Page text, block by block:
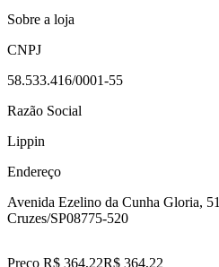
Sobre a loja
CNPJ
58.533.416/0001-55
Razão Social
Lippin
Endereço
Avenida Ezelino da Cunha Gloria, 51
Cruzes/SP08775-520
Preço R$ 364,22R$ 364,22